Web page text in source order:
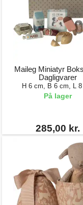
Maileg Miniatyr
Dagligvarer
H 6 cm, B 6 cm, L
På lager
285,00 kr.